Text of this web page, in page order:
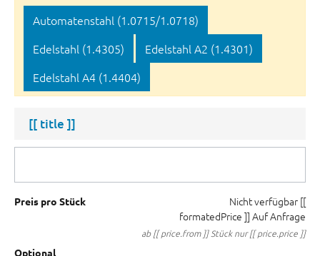
Automatenstahl (1.0715/1.0718)
Edelstahl (1.4305)
Edelstahl A2 (1.4301)
Edelstahl A4 (1.4404)
[[ title ]]
Preis pro Stück Nicht verfügbar [[
formatedPrice ]] Auf Anfrage
ab [[ price.from ]] Stück nur [[ price.price ]]
Optional